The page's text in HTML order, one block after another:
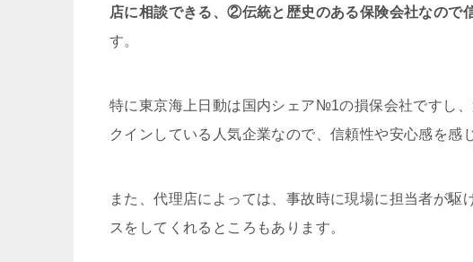
店に相談できる、②伝統と歴史のある保険会社なので
す。
特に東京海上日動は国内シェア№1の損保会社ですし
クインしている人気企業なので、信頼性や安心感を感
また、代理店によっては、事故時に現場に担当者が
スをしてくれるところもあります。